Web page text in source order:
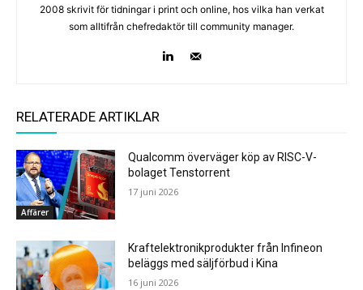
2008 skrivit för tidningar i print och online, hos vilka han verkat
som alltifrån chefredaktör till community manager.
RELATERADE ARTIKLAR
Affärer
Qualcomm överväger köp av RISC-V-
bolaget Tenstorrent
17 juni 2026
Kraftelektronikprodukter från Infineon
beläggs med säljförbud i Kina
16 juni 2026